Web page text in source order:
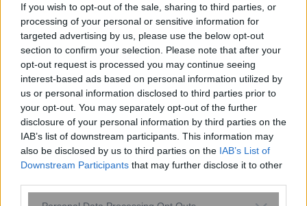
If you wish to opt-out of the sale, sharing to third parties, or
processing of your personal or sensitive information for
targeted advertising by us, please use the below opt-out
section to confirm your selection. Please note that after your
opt-out request is processed you may continue seeing
interest-based ads based on personal information utilized by
us or personal information disclosed to third parties prior to
your opt-out. You may separately opt-out of the further
disclosure of your personal information by third parties on the
IAB’s list of downstream participants. This information may
also be disclosed by us to third parties on the IAB’s List of
Downstream Participants that may further disclose it to other
Please note that this website/app uses one or more Google
6 φράσεις που χρησιμοποιούν οι
ναρκισσιστές στους καβγάδες για να
σας χειραγωγήσουν